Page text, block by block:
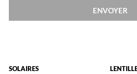
ENVOYER
SOLAIRES